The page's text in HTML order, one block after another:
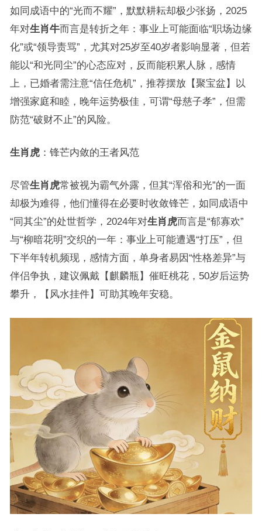
如同成语中的“光而不耀”，默默耕耘却极少张扬，2025
年对生肖牛而言是转折之年：事业上可能面临“职场边缘
化”或“领导责骂”，尤其对25岁至40岁者影响显著，但若
能以“和光同尘”的心态应对，反而能积累人脉，感情
上，已婚者需注意“信任危机”，推荐摆放【聚宝盆】以
增强家庭和睦，晚年运势极佳，可谓“母慈子孝”，但需
防范“破财不止”的风险。
生肖虎：锋芒内敛的王者风范
尽管生肖虎常被视为霸气外露，但其“浑俗和光”的一面
却极为难得，他们懂得在必要时收敛锋芒，如同成语中
“同其尘”的处世哲学，2024年对生肖虎而言是“郁寡欢”
与“柳暗花明”交织的一年：事业上可能遭遇“打压”，但
下半年转机频现，感情方面，单身者易因“性格差异”与
伴侣争执，建议佩戴【麒麟瓶】催旺桃花，50岁后运势
攀升，【风水挂件】可助其晚年安稳。